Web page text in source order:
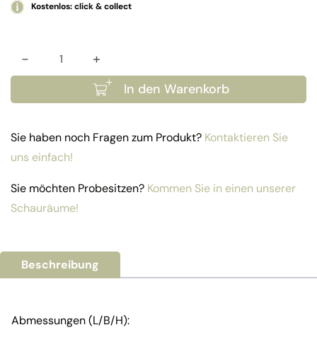
Kostenlos: click & collect
Edelstahl Sessel Seattle Menge
- +
In den Warenkorb
Sie haben noch Fragen zum Produkt? Kontaktieren Sie
uns einfach!
Sie möchten Probesitzen? Kommen Sie in einen unserer
Schauräume!
Beschreibung
Abmessungen (L/B/H):